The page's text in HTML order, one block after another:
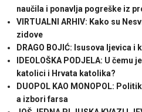
naučila i ponavlja pogreške iz
VIRTUALNI ARHIV: Kako su
zidove
DRAGO BOJIĆ: ​Isusova ljevica
IDEOLOŠKA PODJELA: U
katolici i Hrvata katolika?
DUOPOL KAO MONOPOL:
a izbori farsa